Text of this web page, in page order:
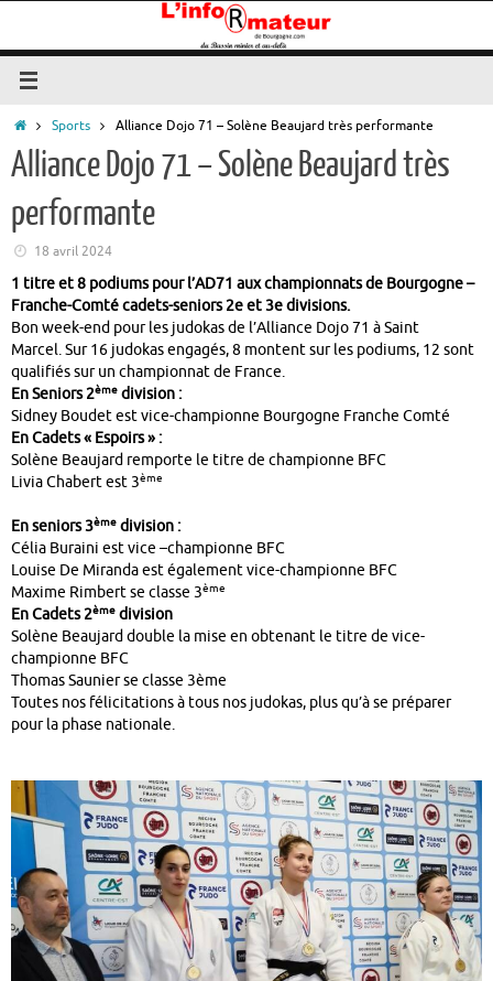
contenu
Accueil
Sports Alliance Dojo 71 – Solène Beaujard très performante
Alliance Dojo 71 – Solène Beaujard très
performante
18 avril 2024
1 titre et 8 podiums pour l’AD71 aux championnats de Bourgogne –
Franche-Comté cadets-seniors 2e et 3e divisions.
Bon week-end pour les judokas de l’Alliance Dojo 71 à Saint
Marcel. Sur 16 judokas engagés, 8 montent sur les podiums, 12 sont
qualifiés sur un championnat de France.
En Seniors 2ème division :
Sidney Boudet est vice-championne Bourgogne Franche Comté
En Cadets « Espoirs » :
Solène Beaujard remporte le titre de championne BFC
Livia Chabert est 3ème
En seniors 3ème division :
Célia Buraini est vice –championne BFC
Louise De Miranda est également vice-championne BFC
Maxime Rimbert se classe 3ème
En Cadets 2ème division
Solène Beaujard double la mise en obtenant le titre de vice-
championne BFC
Thomas Saunier se classe 3ème
Toutes nos félicitations à tous nos judokas, plus qu’à se préparer
pour la phase nationale.